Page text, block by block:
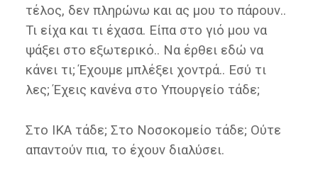
τέλος, δεν πληρώνω και ας μου το πάρουν..
Τι είχα και τι έχασα. Είπα στο γιό μου να
ψάξει στο εξωτερικό.. Να έρθει εδώ να
κάνει τι; Έχουμε μπλέξει χοντρά.. Εσύ τι
λες; Έχεις κανένα στο Υπουργείο τάδε;
Στο ΙΚΑ τάδε; Στο Νοσοκομείο τάδε; Ούτε
απαντούν πια, το έχουν διαλύσει.